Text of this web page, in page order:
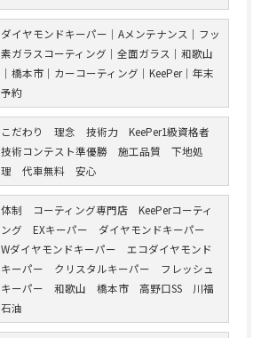
ダイヤモンドキーパー｜Aメンテナンス｜フッ
素ガラスコーティング｜全面ガラス｜和歌山
｜橋本市｜カーコーティング｜KeePer｜年末
予約
こだわり 理念 技術力 KeePer1級資格者
技術コンテスト準優勝 施工品質 下地処
理 代車無料 安心
体制 コーティング専門店 KeePerコーティ
ング EXキーパー ダイヤモンドキーパー
Wダイヤモンドキーパー エコダイヤモンド
キーパー クリスタルキーパー フレッシュ
キーパー 和歌山 橋本市 高野口SS 川福
石油